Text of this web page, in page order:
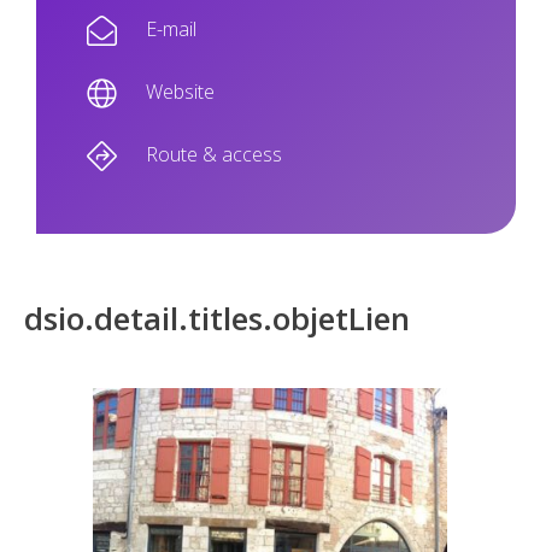
E-mail
Website
Route & access
dsio.detail.titles.objetLien